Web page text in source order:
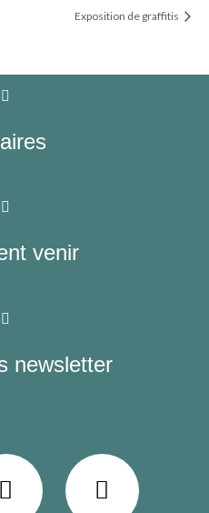
Exposition de graffitis
venir
newsletter